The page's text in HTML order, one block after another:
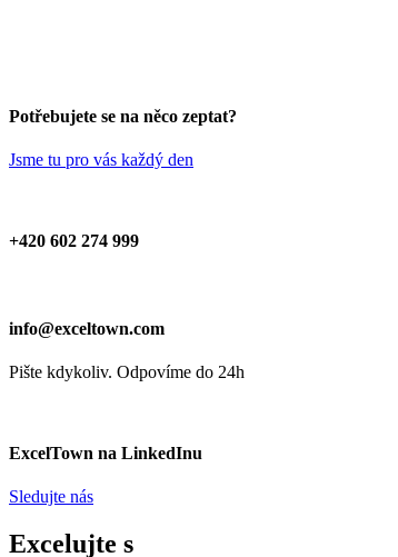
Potřebujete se na něco zeptat?
Jsme tu pro vás každý den
+420 602 274 999
info@exceltown.com
Pište kdykoliv. Odpovíme do 24h
ExcelTown na LinkedInu
Sledujte nás
Excelujte s